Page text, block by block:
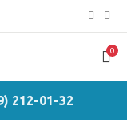
0
212-01-32